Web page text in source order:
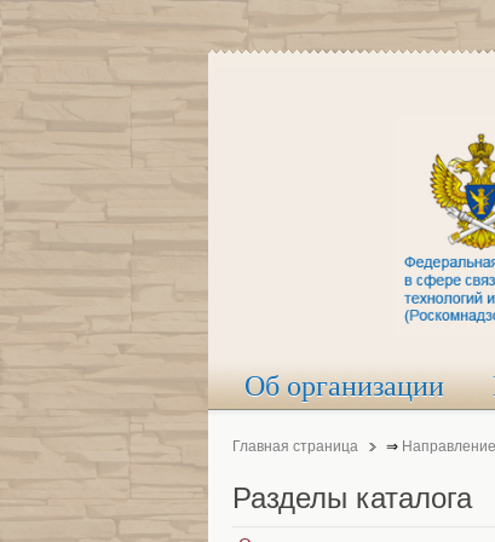
Об организации
Главная страница ⇒
Разделы каталога